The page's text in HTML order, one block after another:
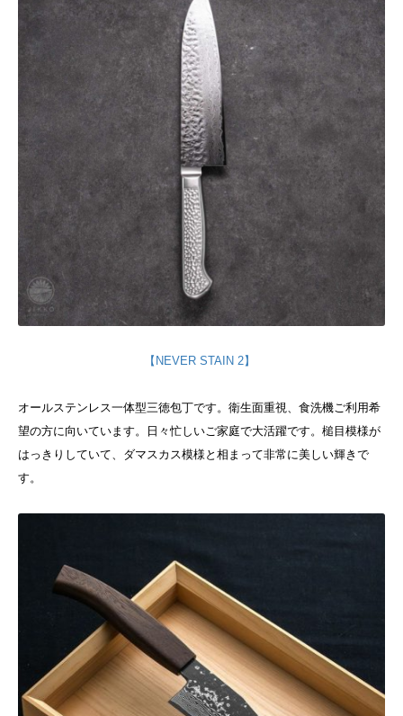
【NEVER STAIN 2】
オールステンレス一体型三徳包丁です。 衛生面重視、食洗機ご利用希
望の方に向いています。日々忙しいご家庭で大活躍です。 槌目模様が
はっきりしていて、ダマスカス模様と相まって非常に美しい輝きで
す。